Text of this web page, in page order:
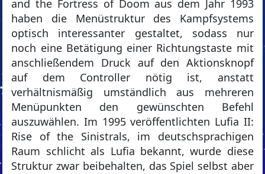
and the Fortress of Doom aus dem Jahr 1993
haben die Menüstruktur des Kampfsystems
optisch interessanter gestaltet, sodass nur
noch eine Betätigung einer Richtungstaste mit
anschließendem Druck auf den Aktionsknopf
auf dem Controller nötig ist, anstatt
verhältnismäßig umständlich aus mehreren
Menüpunkten den gewünschten Befehl
auszuwählen. Im 1995 veröffentlichten Lufia II:
Rise of the Sinistrals, im deutschsprachigen
Raum schlicht als Lufia bekannt, wurde diese
Struktur zwar beibehalten, das Spiel selbst aber